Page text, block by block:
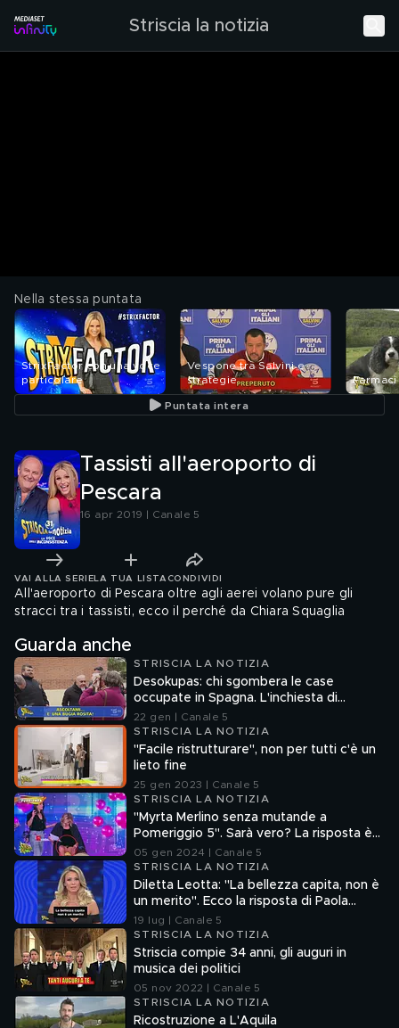
Striscia la notizia
Nella stessa puntata
StrixFactor con una voce
particolare
Vespone tra Salvini e
strategie
Puntata intera
Tassisti all'aeroporto di
Pescara
16 apr 2019 | Canale 5
VAI ALLA SERIE LA TUA LISTA CONDIVIDI
All'aeroporto di Pescara oltre agli aerei volano pure gli
stracci tra i tassisti, ecco il perché da Chiara Squaglia
Guarda anche
STRISCIA LA NOTIZIA
Desokupas: chi sgombera le case
occupate in Spagna. L'inchiesta di
Francesco Mazza
22 gen | Canale 5
STRISCIA LA NOTIZIA
"Facile ristrutturare", non per tutti c'è un
lieto fine
25 gen 2023 | Canale 5
STRISCIA LA NOTIZIA
"Myrta Merlino senza mutande a
Pomeriggio 5". Sarà vero? La risposta è
nel fuorionda
05 gen 2024 | Canale 5
STRISCIA LA NOTIZIA
Diletta Leotta: "La bellezza capita, non è
un merito". Ecco la risposta di Paola
Ferrari
19 lug | Canale 5
STRISCIA LA NOTIZIA
Striscia compie 34 anni, gli auguri in
musica dei politici
05 nov 2022 | Canale 5
STRISCIA LA NOTIZIA
Ricostruzione a L'Aquila